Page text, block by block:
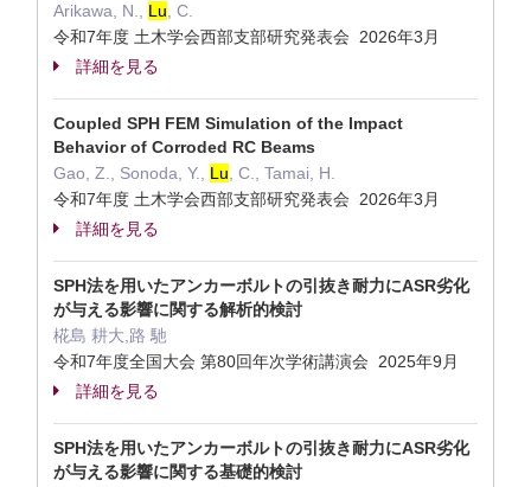
Arikawa, N., Lu , C.
令和7年度 土木学会西部支部研究発表会 2026年3月
詳細を見る
Coupled SPH FEM Simulation of the Impact
Behavior of Corroded RC Beams
Gao, Z., Sonoda, Y., Lu , C., Tamai, H.
令和7年度 土木学会西部支部研究発表会 2026年3月
詳細を見る
SPH法を用いたアンカーボルトの引抜き耐力にASR劣化
が与える影響に関する解析的検討
椛島 耕大,路 馳
令和7年度全国大会 第80回年次学術講演会 2025年9月
詳細を見る
SPH法を用いたアンカーボルトの引抜き耐力にASR劣化
が与える影響に関する基礎的検討